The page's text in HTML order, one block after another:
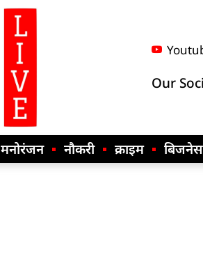
Our
मनोरंजन नौकरी क्राइम बिजनेस